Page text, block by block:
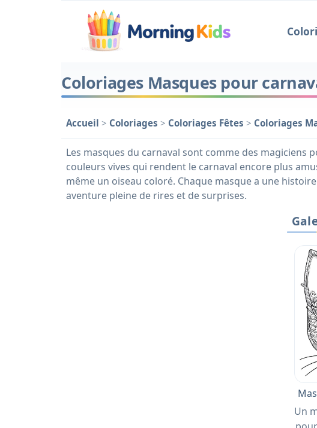
Coloriages Masques pour
Accueil > Coloriages > Coloriages Fêtes > Coloriages
Les masques du carnaval sont comme des magiciens
couleurs vives qui rendent le carnaval encore plus
même un oiseau coloré. Chaque masque a une
aventure pleine de rires et de surprises.
Un